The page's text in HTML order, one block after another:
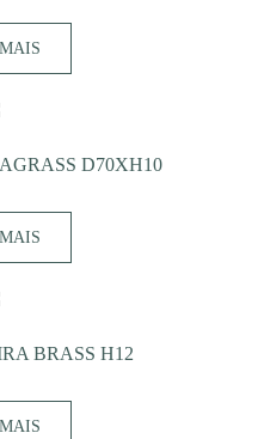
D70XH10
BRASS H12